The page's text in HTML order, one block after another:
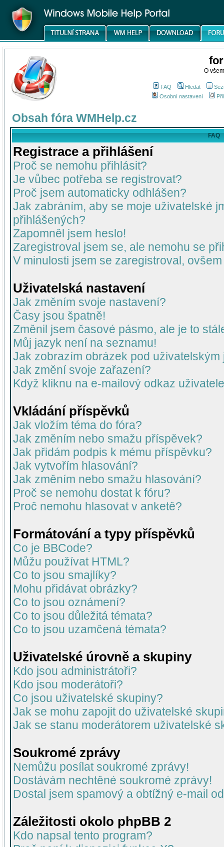
O
FAQ Hledat
Osobní nastavení
Obsah fóra WMHelp.cz
FAQ
Registrace a přihlášení
Proč se nemohu přihlásit?
Je vůbec potřeba se registrovat?
Proč jsem automaticky odhlášen?
Jak zabráním, aby se moje uživatelské
přihlášených?
Zapomněl jsem heslo!
Zaregistroval jsem se, ale nemohu se
V minulosti jsem se zaregistroval,
Uživatelská nastavení
Jak změním svoje nastavení?
Časy jsou špatně!
Změnil jsem časové pásmo, ale je to
Můj jazyk není na seznamu!
Jak zobrazím obrázek pod uživatelským
Jak změní svoje zařazení?
Když kliknu na e-mailový odkaz
Vkládání příspěvků
Jak vložím téma do fóra?
Jak změním nebo smažu příspěvek?
Jak přidám podpis k mému příspěvku?
Jak vytvořím hlasování?
Jak změním nebo smažu hlasování?
Proč se nemohu dostat k fóru?
Proč nemohu hlasovat v anketě?
Formátování a typy příspěvků
Co je BBCode?
Můžu používat HTML?
Co to jsou smajlíky?
Mohu přidávat obrázky?
Co to jsou oznámení?
Co to jsou důležitá témata?
Co to jsou uzamčená témata?
Uživatelské úrovně a skupiny
Kdo jsou administrátoři?
Kdo jsou moderátoři?
Co jsou uživatelské skupiny?
Jak se mohu zapojit do uživatelské
Jak se stanu moderátorem uživatelské
Soukromé zprávy
Nemůžu posílat soukromé zprávy!
Dostávám nechtěné soukromé zprávy!
Dostal jsem spamový a obtížný e-mail
Záležitosti okolo phpBB 2
Kdo napsal tento program?